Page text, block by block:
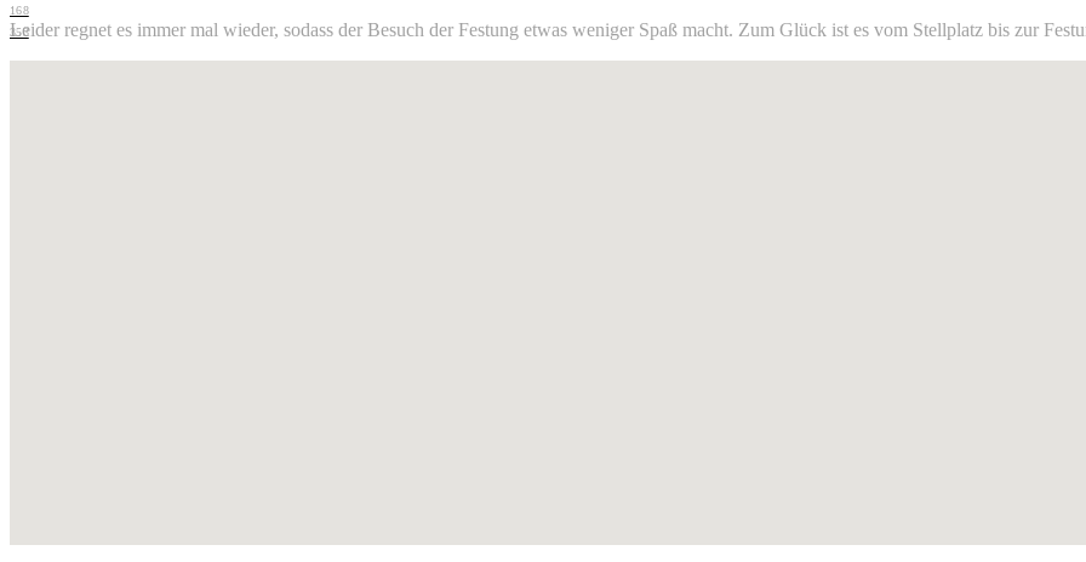
168
353
Leider regnet es immer mal wieder, sodass der Besuch der Festung etwas weniger Spaß macht. Zum Glück ist es vom Stellplatz bis zur